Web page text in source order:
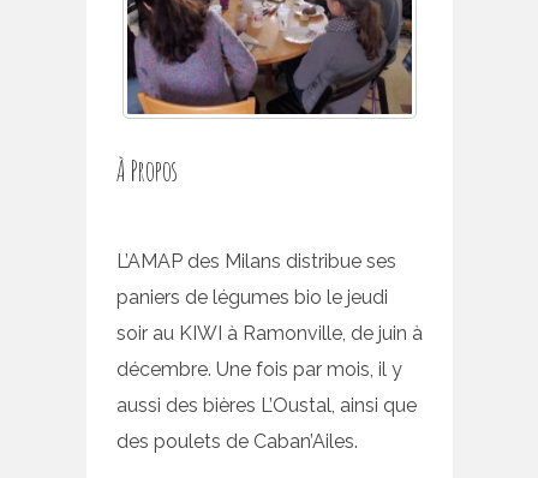
À Propos
L’AMAP des Milans distribue ses
paniers de légumes bio le jeudi
soir au KIWI à Ramonville, de juin à
décembre. Une fois par mois, il y
aussi des bières L’Oustal, ainsi que
des poulets de Caban’Ailes.